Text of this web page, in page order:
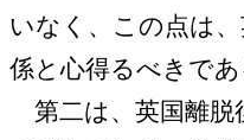
いなく、この点は
係と心得るべきであ
第二は、英国離脱